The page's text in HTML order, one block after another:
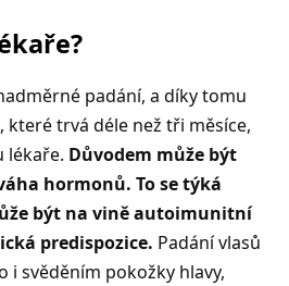
padání, a díky tomu
které trvá déle než tři měsíce,
lékaře. Důvodem může být
hormonů. To se týká
být na vině autoimunitní
predispozice. Padání vlasů
i svěděním pokožky hlavy,